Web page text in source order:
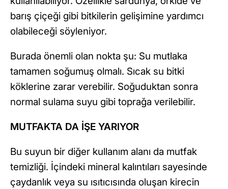
barış çiçeği gibi bitkilerin gelişimine yardımcı
olabileceği söyleniyor.
Burada önemli olan nokta şu: Su mutlaka
tamamen soğumuş olmalı. Sıcak su bitki
köklerine zarar verebilir. Soğuduktan sonra
normal sulama suyu gibi toprağa verilebilir.
MUTFAKTA DA İŞE YARIYOR
Bu suyun bir diğer kullanım alanı da mutfak
temizliği. İçindeki mineral kalıntıları sayesinde
çaydanlık veya su ısıtıcısında oluşan kirecin